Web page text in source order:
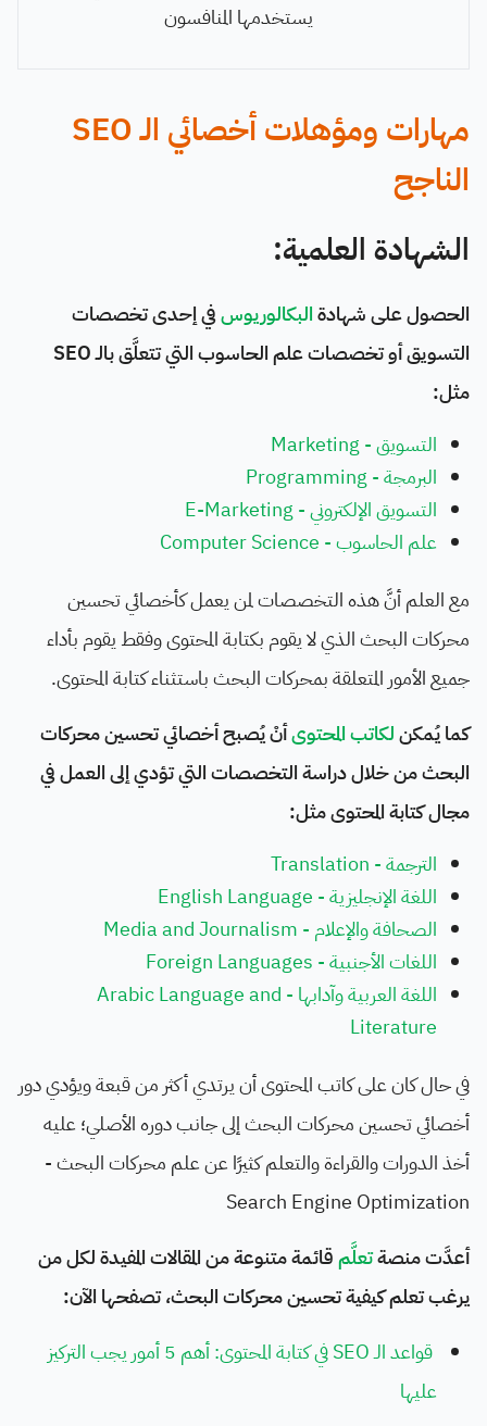
يستخدمها المنافسون
مهارات ومؤهلات أخصائي الـ SEO
الناجح
الشهادة العلمية:
الحصول على شهادةالبكالوريوسفي إحدى تخصصات
التسويق أو تخصصات علم الحاسوب التي تتعلَّق بالـ SEO
مثل:
التسويق - Marketing
البرمجة - Programming
التسويق الإلكتروني - E-Marketing
علم الحاسوب - Computer Science
مع العلم أنَّ هذه التخصصات لمن يعمل كأخصائي تحسين
محركات البحث الذي لا يقوم بكتابة المحتوى وفقط يقوم بأداء
جميع الأمور المتعلقة بمحركات البحث باستثناء كتابة المحتوى.
كما يُمكنلكاتب المحتوىأنْ يُصبح أخصائي تحسين محركات
البحث من خلال دراسة التخصصات التي تؤدي إلى العمل في
مجال كتابة المحتوى مثل:
الترجمة - Translation
اللغة الإنجليزية - English Language
الصحافة والإعلام - Media and Journalism
اللغات الأجنبية - Foreign Languages
اللغة العربية وآدابها - Arabic Language and
Literature
في حال كان على كاتب المحتوى أن يرتدي أكثر من قبعة ويؤدي دور
أخصائي تحسين محركات البحث إلى جانب دوره الأصلي؛ عليه
أخذ الدورات والقراءة والتعلم كثيرًا عن علم محركات البحث -
Search Engine Optimization
أعدَّت منصةتعلَّمقائمة متنوعة من المقالات المفيدة لكل من
يرغب تعلم كيفية تحسين محركات البحث، تصفحها الآن:
قواعد الـ SEO في كتابة المحتوى: أهم 5 أمور يجب التركيز
عليها